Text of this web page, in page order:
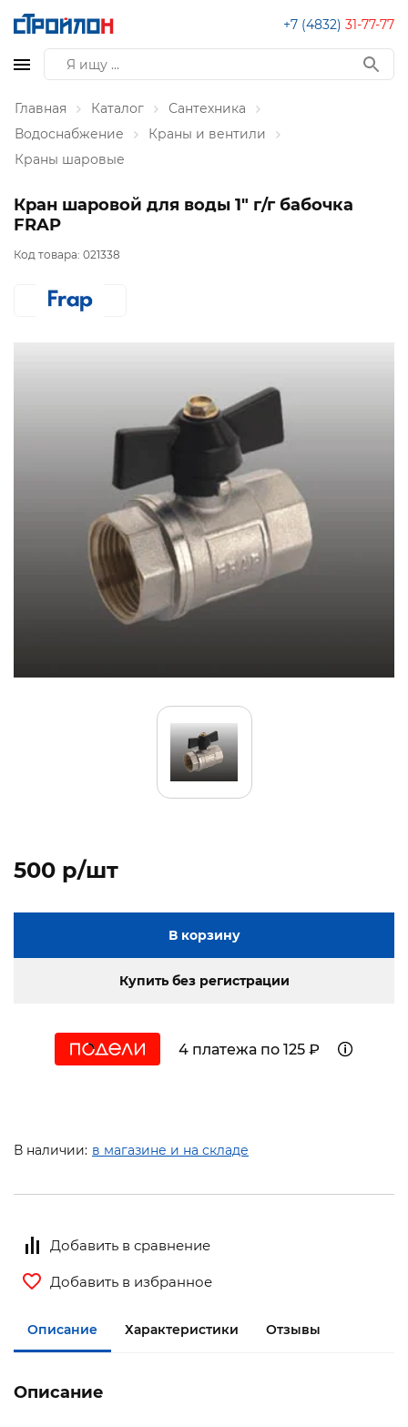
+7 (4832) 31-77-77
Главная Каталог
Сантехника
Водоснабжение
Краны и вентили
Краны шаровые
Кран шаровой для воды 1" г/г бабочка
FRAP
Код товара: 021338
500 p/шт
В корзину
Купить без регистрации
4 платежа по 125 ₽
В наличии: в магазине и на складе
Добавить в сравнение
Добавить в избранное
Описание Характеристики Отзывы
Описание